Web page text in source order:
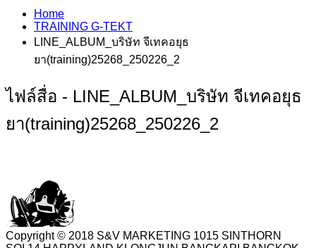
Home
TRAINING G-TEKT
LINE_ALBUM_บริษัท จีเทคอยุธ
ยา(training)25268_250226_2
ไฟล์สื่อ - LINE_ALBUM_บริษัท จีเทคอยุธ
ยา(training)25268_250226_2
Copyright © 2018 S&V MARKETING 1015 SINTHORN